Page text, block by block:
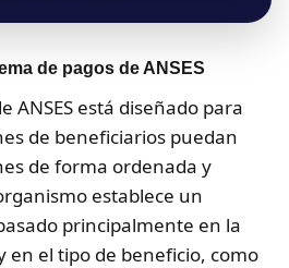
de pagos de ANSES
ANSES está diseñado para
de beneficiarios puedan
de forma ordenada y
establece un
principalmente en la
en el tipo de beneficio, como